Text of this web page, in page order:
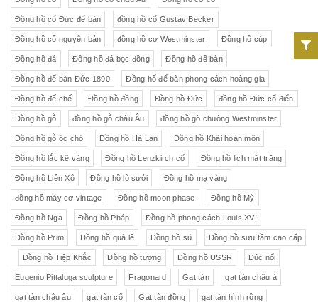
Đồng hồ cổ Đức để bàn đồng hồ cổ Gustav Becker
Đồng hồ cổ nguyên bản đồng hồ cơ Westminster Đồng hồ cúp
Đồng hồ đá Đồng hồ đá bọc đồng Đồng hồ để bàn
Đồng hồ để bàn Đức 1890 Đồng hổ để bàn phong cách hoàng gia
Đồng hồ đế chế Đồng hồ đồng Đồng hồ Đức đồng hồ Đức cổ điển
Đồng hồ gỗ đồng hồ gỗ châu Âu đồng hồ gõ chuông Westminster
Đồng hồ gỗ óc chó Đồng hồ Hà Lan Đồng hồ Khải hoàn môn
Đồng hồ lắc kê vàng Đồng hồ Lenzkirch cổ Đồng hồ lịch mặt trăng
Đồng hồ Liên Xô Đồng hồ lò sưởi Đồng hồ mạ vàng
đồng hồ máy cơ vintage Đồng hồ moon phase Đồng hồ Mỹ
Đồng hồ Nga Đồng hồ Pháp Đồng hồ phong cách Louis XVI
Đồng hồ Prim Đồng hồ quả lê Đồng hồ sứ Đồng hồ sưu tầm cao cấp
Đồng hồ Tiệp Khắc Đồng hồ tượng Đồng hồ USSR Đúc nổi
Eugenio Pittaluga sculpture Fragonard Gạt tàn gạt tàn châu á
gạt tàn châu âu gạt tàn cổ Gạt tàn đồng gạt tàn hình rồng